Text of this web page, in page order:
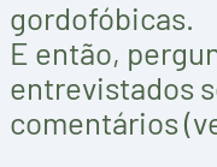
gordofóbicas.
E então,
entrevistados
comentários